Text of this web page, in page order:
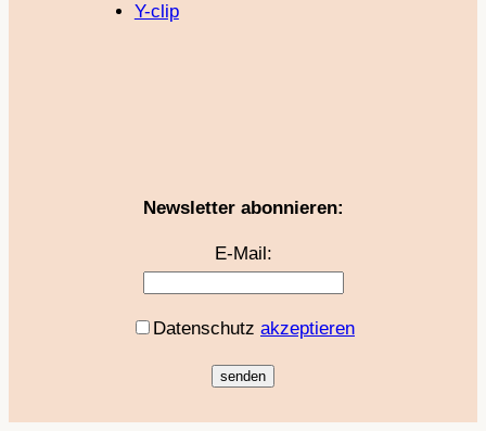
Y-clip
Newsletter abonnieren:
E-Mail:
Datenschutz akzeptieren